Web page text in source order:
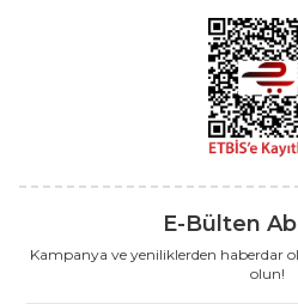
E-Bülten
Kampanya ve yeniliklerden haberdar
olun!